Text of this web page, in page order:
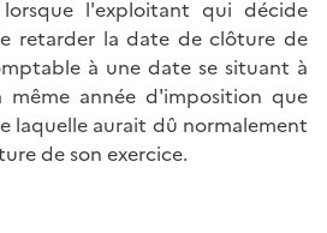
l'exploitant qui décide
retarder la date de clôture de
à une date se situant à
même année d'imposition que
laquelle aurait dû normalement
de son exercice.